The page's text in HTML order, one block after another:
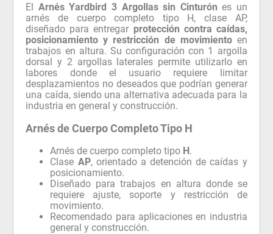
El Arnés Yardbird 3 Argollas sin Cinturón es un
arnés de cuerpo completo tipo H, clase AP,
diseñado para entregar protección contra caídas,
posicionamiento y restricción de movimientoen
trabajos en altura. Su configuración con 1 argolla
dorsal y 2 argollas laterales permite utilizarlo en
labores donde el usuario requiere limitar
desplazamientos no deseados que podrían generar
una caída, siendo una alternativa adecuada para la
industria en general y construcción.
Arnés de Cuerpo Completo Tipo H
Arnés de cuerpo completo tipo H.
Clase AP, orientado a detención de caídas y
posicionamiento.
Diseñado para trabajos en altura donde se
requiere ajuste, soporte y restricción de
movimiento.
Recomendado para aplicaciones en industria
general y construcción.